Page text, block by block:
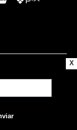
- Jabaquara | Cep
0001-83 | ©
reservados.
X